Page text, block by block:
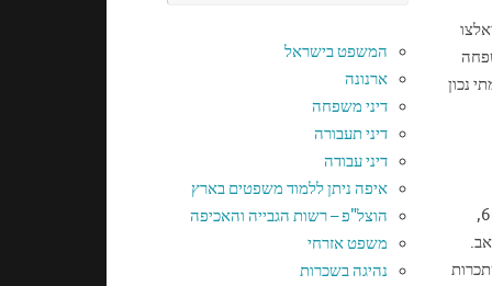
נכון
המזונות אותן יחויב אב המשפחה לשלם לאם המשפחה (אם ובלי קשר למשמורת משותפת), יקבעו בהתאם לדין העברי, אז עבור ילדים עד גיל 6,
המשפט בישראל
ארנונה
דיני משפחה
דיני תעבורה
דיני עבודה
איפה ניתן ללמוד משפטים בארץ
הוצל"פ – רשות הגבייה והאכיפה
משפט אזרחי
נהיגה בשכרות